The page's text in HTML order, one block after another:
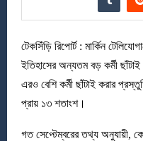
টেকসিঁড়ি রিপোর্ট : মার্কিন
ইতিহাসের অন্যতম বড় কর্মী
এরও বেশি কর্মী ছাঁটাই করার
প্রায় ১৩ শতাংশ।
গত সেপ্টেম্বরের তথ্য অনুযায়ী,